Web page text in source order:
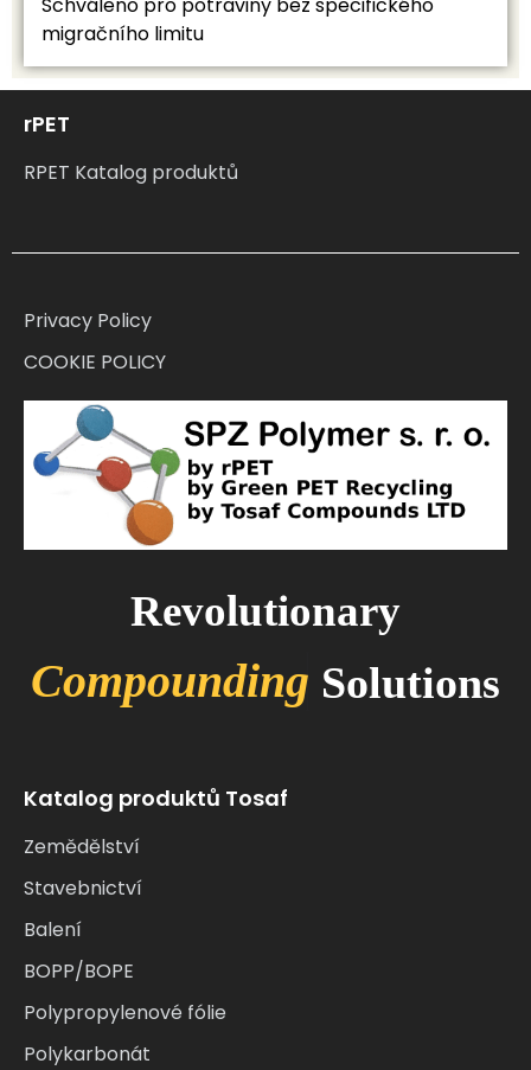
Schváleno pro potraviny bez specifického
migračního limitu
rPET
RPET Katalog produktů
Privacy Policy
COOKIE POLICY
Revolutionary
Compounding Solutions
Katalog produktů Tosaf
Zemědělství
Stavebnictví
Balení
BOPP/BOPE
Polypropylenové fólie
Polykarbonát